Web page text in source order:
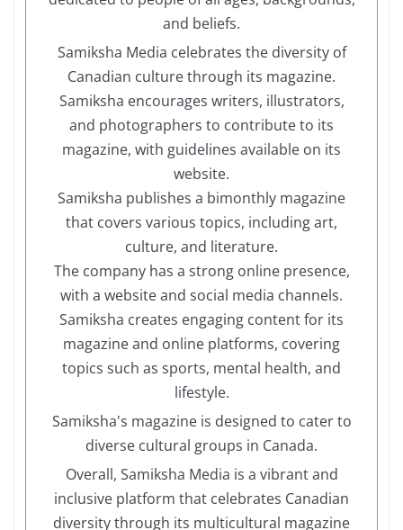
and beliefs.
Samiksha Media celebrates the diversity of
Canadian culture through its magazine.
Samiksha encourages writers, illustrators,
and photographers to contribute to its
magazine, with guidelines available on its
website.
Samiksha publishes a bimonthly magazine
that covers various topics, including art,
culture, and literature.
The company has a strong online presence,
with a website and social media channels.
Samiksha creates engaging content for its
magazine and online platforms, covering
topics such as sports, mental health, and
lifestyle.
Samiksha's magazine is designed to cater to
diverse cultural groups in Canada.
Overall, Samiksha Media is a vibrant and
inclusive platform that celebrates Canadian
diversity through its multicultural magazine